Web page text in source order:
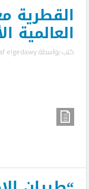
القطرية
العالمية
كتب بواسطةelgedawy